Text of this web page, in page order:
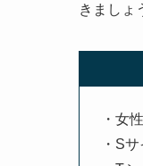
きましょ
・女
・S